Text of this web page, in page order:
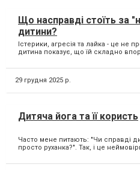
Що насправді стоїть за
дитини?
Істерики, агресія та лайка - це не
дитина показує, що їй складно
29 грудня 2025 р.
Дитяча йога та її користь
Часто мене питають: "Чи справді
просто руханка?". Так, і це